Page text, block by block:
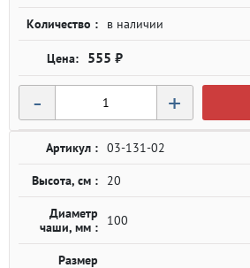
Количество : в наличии
555 ₽
- +
Артикул : 03-131-02
Высота, см : 20
Диаметр
чаши, мм :
100
Размер